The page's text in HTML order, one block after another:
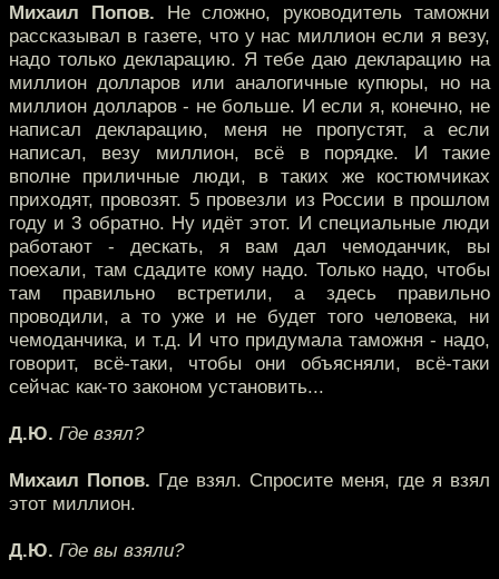
Михаил Попов. Не сложно, руководитель таможни
рассказывал в газете, что у нас миллион если я везу,
надо только декларацию. Я тебе даю декларацию на
миллион долларов или аналогичные купюры, но на
миллион долларов - не больше. И если я, конечно, не
написал декларацию, меня не пропустят, а если
написал, везу миллион, всё в порядке. И такие
вполне приличные люди, в таких же костюмчиках
приходят, провозят. 5 провезли из России в прошлом
году и 3 обратно. Ну идёт этот. И специальные люди
работают - дескать, я вам дал чемоданчик, вы
поехали, там сдадите кому надо. Только надо, чтобы
там правильно встретили, а здесь правильно
проводили, а то уже и не будет того человека, ни
чемоданчика, и т.д. И что придумала таможня - надо,
говорит, всё-таки, чтобы они объясняли, всё-таки
сейчас как-то законом установить...
Д.Ю. Где взял?
Михаил Попов. Где взял. Спросите меня, где я взял
этот миллион.
Д.Ю. Где вы взяли?